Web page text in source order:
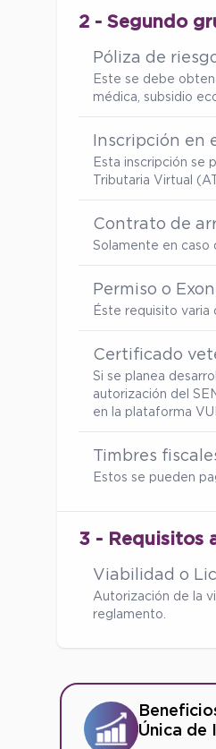
2 - Segundo
Póliza de
Este se debe
médica, subsidio
Inscripción en
Esta inscripción se
Tributaria Virtual
Contrato de
Solamente en caso
Permiso o
Éste requisito varia
Certificado
Si se planea
autorización del
en la plataforma
Timbres
Estos se pueden
3 - Requisitos
Viabilidad o
Autorización de la
reglamento.
Única de